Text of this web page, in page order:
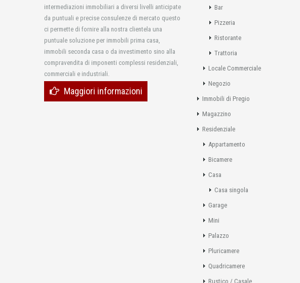
intermediazioni immobiliari a diversi livelli anticipate
da puntuali e precise consulenze di mercato questo
ci permette di fornire alla nostra clientela una
puntuale soluzione per immobili prima casa,
immobili seconda casa o da investimento sino alla
compravendita di imponenti complessi residenziali,
commerciali e industriali.
Maggiori informazioni
Bar
Pizzeria
Ristorante
Trattoria
Locale Commerciale
Negozio
Immobili di Pregio
Magazzino
Residenziale
Appartamento
Bicamere
Casa
Casa singola
Garage
Mini
Palazzo
Pluricamere
Quadricamere
Rustico / Casale